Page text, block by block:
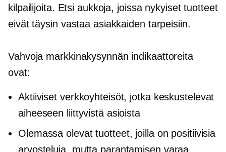
kilpailijoita. Etsi aukkoja, joissa nykyiset tuotteet
eivät täysin vastaa asiakkaiden tarpeisiin.
Vahvoja markkinakysynnän indikaattoreita
ovat:
Aktiiviset verkkoyhteisöt, jotka keskustelevat
aiheeseen liittyvistä asioista
Olemassa olevat tuotteet, joilla on positiivisia
arvosteluja, mutta parantamisen varaa